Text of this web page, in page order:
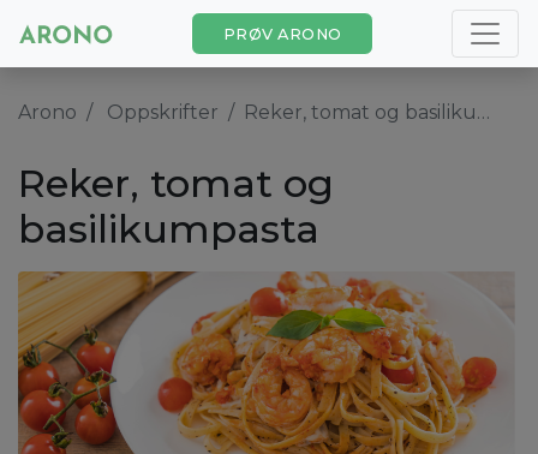
PRØV ARONO
Arono Oppskrifter Reker, tomat og basilikumpasta
Reker, tomat og
basilikumpasta